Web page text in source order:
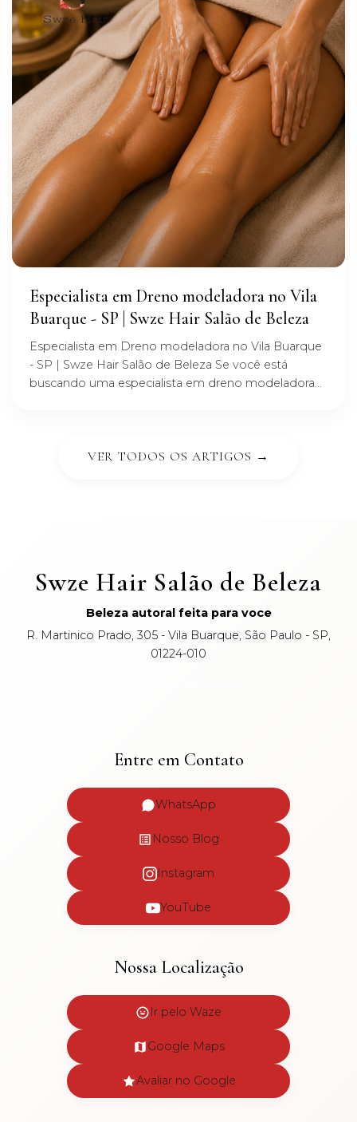
Especialista em Dreno modeladora no Vila
Buarque - SP | Swze Hair Salão de Beleza
Especialista em Dreno modeladora no Vila Buarque
- SP | Swze Hair Salão de Beleza Se você está
buscando uma especialista em dreno modeladora...
VER TODOS OS ARTIGOS →
Swze Hair Salão de Beleza
Beleza autoral feita para voce
R. Martinico Prado, 305 - Vila Buarque, São Paulo - SP,
01224-010
Entre em Contato
WhatsApp
Nosso Blog
Instagram
YouTube
Nossa Localização
Ir pelo Waze
Google Maps
Avaliar no Google